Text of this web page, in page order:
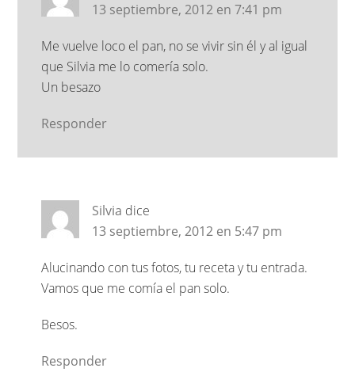
13 septiembre, 2012 en 7:41 pm
Me vuelve loco el pan, no se vivir sin él y al igual
que Silvia me lo comería solo.
Un besazo
Responder
Silvia dice
13 septiembre, 2012 en 5:47 pm
Alucinando con tus fotos, tu receta y tu entrada.
Vamos que me comía el pan solo.
Besos.
Responder